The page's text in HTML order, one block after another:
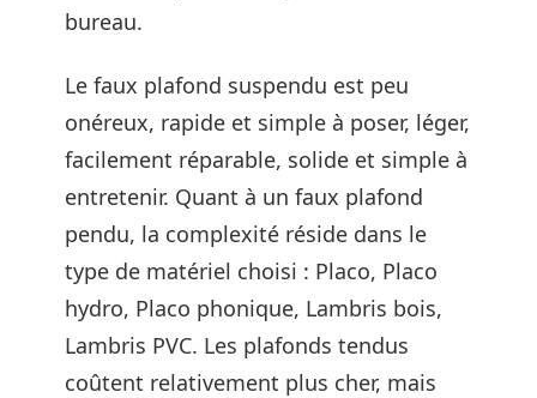
bureau.
Le faux plafond suspendu est peu
onéreux, rapide et simple à poser, léger,
facilement réparable, solide et simple à
entretenir. Quant à un faux plafond
pendu, la complexité réside dans le
type de matériel choisi : Placo, Placo
hydro, Placo phonique, Lambris bois,
Lambris PVC. Les plafonds tendus
coûtent relativement plus cher, mais